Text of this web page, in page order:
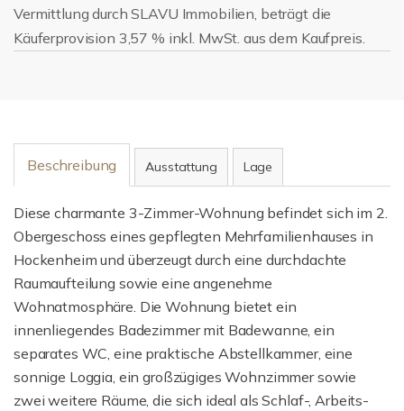
Vermittlung durch SLAVU Immobilien, beträgt die
Käuferprovision 3,57 % inkl. MwSt. aus dem Kaufpreis.
Beschreibung Ausstattung Lage
Diese charmante 3-Zimmer-Wohnung befindet sich im 2.
Obergeschoss eines gepflegten Mehrfamilienhauses in
Hockenheim und überzeugt durch eine durchdachte
Raumaufteilung sowie eine angenehme
Wohnatmosphäre. Die Wohnung bietet ein
innenliegendes Badezimmer mit Badewanne, ein
separates WC, eine praktische Abstellkammer, eine
sonnige Loggia, ein großzügiges Wohnzimmer sowie
zwei weitere Räume, die sich ideal als Schlaf-, Arbeits-